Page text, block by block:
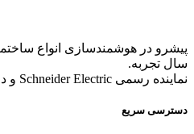
سال تجربه.
نماینده رسمی Schneider Electric و دارای گواهینامه KNX.
دسترسی سریع